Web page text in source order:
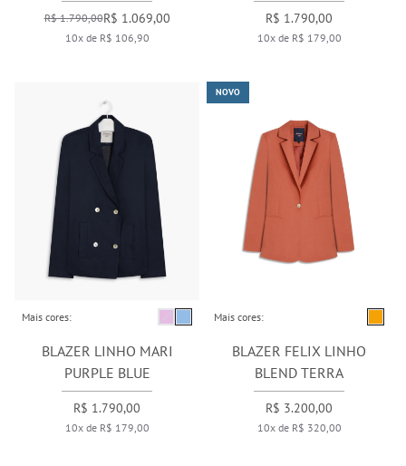
R$ 1.790,00R$ 1.069,00
10x de R$ 106,90
R$ 1.790,00
10x de R$ 179,00
Mais cores:
BLAZER LINHO MARI
PURPLE BLUE
R$ 1.790,00
10x de R$ 179,00
Mais cores:
BLAZER FELIX LINHO
BLEND TERRA
R$ 3.200,00
10x de R$ 320,00
NOVO